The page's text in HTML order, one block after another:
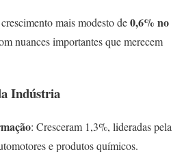
mais modesto de0,6% no
nuances importantes que merecem
Indústria
: Cresceram 1,3%, lideradas pela
e produtos químicos.